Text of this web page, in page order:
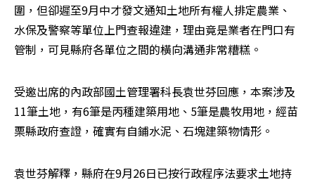
圍，但卻遲至9月中才發文通知土地所有權人排定農業、
水保及警察等單位上門查報違建，理由竟是業者在門口有
管制，可見縣府各單位之間的橫向溝通非常糟糕。
受邀出席的內政部國土管理署科長袁世芬回應，本案涉及
11筆土地，有6筆是丙種建築用地、5筆是農牧用地，經苗
栗縣政府查證，確實有自鋪水泥、石塊建築物情形。
袁世芬解釋，縣府在9月26日已按行政程序法要求土地持